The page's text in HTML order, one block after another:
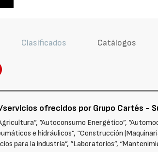
Clasificados Catálogos
ofrecidos por Grupo Cartés -
“Autoconsumo Energético”,
e hidráulicos”, “Construcción
para la industria”, “Laboratorios”,